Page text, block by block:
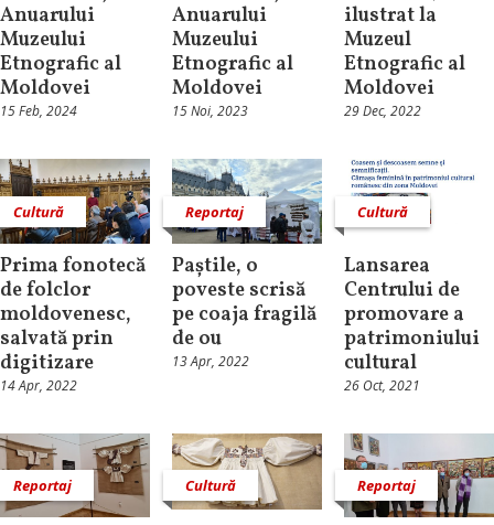
Anuarului
Muzeului
Etnografic al
Moldovei
15 Feb, 2024
Anuarului
Muzeului
Etnografic al
Moldovei
15 Noi, 2023
ilustrat la
Muzeul
Etnografic al
Moldovei
29 Dec, 2022
Cultură
Prima fonotecă
de folclor
moldovenesc,
salvată prin
digitizare
14 Apr, 2022
Reportaj
Paștile, o
poveste scrisă
pe coaja fragilă
de ou
13 Apr, 2022
Cultură
Lansarea
Centrului de
promovare a
patrimoniului
cultural
26 Oct, 2021
Reportaj Cultură Reportaj